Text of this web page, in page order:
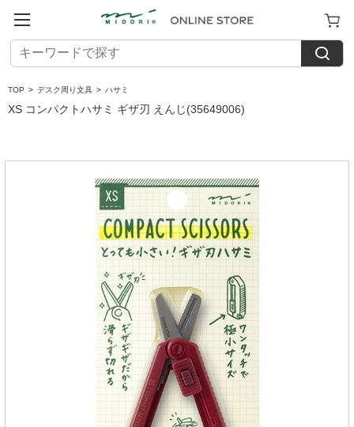
TOP > デスク周り文具 > ハサミ
XS コンパクトハサミ ギザ刃 えんじ(35649006)